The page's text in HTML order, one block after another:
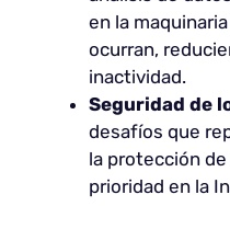
en la
ocurran,
inactividad.
Seguridad de
desafíos que
la protección
prioridad en la